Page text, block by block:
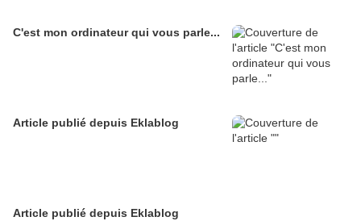
C'est mon ordinateur qui vous parle...
Article publié depuis Eklablog
Article publié depuis Eklablog